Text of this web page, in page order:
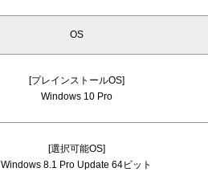
OS
[プレインストールOS]
Windows 10 Pro
[選択可能OS]
Windows 8.1 Pro Update 64ビット